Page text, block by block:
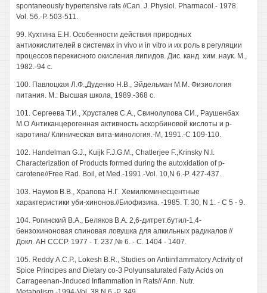
spontaneously hypertensive rats //Can. J. Physiol. Pharmacol.- 1978.
Vol. 56.-P. 503-511.
99. Кухтина E.H. Особенности действия природных
антиокислителей в системах in vivo и in vitro и их роль в регуляции
процессов перекисного окисления липидов. Дис. канд. хим. наук. М.,
1982.-94 с.
100. Павлоцкая Л.Ф.,Дуденко Н.В., Эйдельман М.М. Физиология
питания. М.: Высшая школа, 1989.-368 с.
101. Сергеева Т.И., Хрусталев С.А., Свинолупова СИ., Раушенбах
М.О Антиканцерогенная активность аскорбиновой кислоты и р-
каротина/ Клиническая вита-минология.-М, 1991.-С 109-110.
102. Handelman G.J., Kuijk F.J.G.M., Chatlerjee F.,Krinsky N.I.
Characterization of Products formed during the autoxidation of p-
carotene//Free Rad. Boil, et Med.-1991.-Vol. 10,N 6.-P. 427-437.
103. Наумов B.B., Храпова Н.Г. Хемилюминесцентные
характеристики уби-хинонов.//Биофизика. -1985. Т. 30, N 1. - С 5 - 9.
104. Рогинский В.А., Беляков В.А. 2,6-дитрет.бутил-1,4-
бензохиноновая спиновая ловушка для алкильных радикалов //
Докл. АН СССР. 1977 - Т. 237,№ 6. - С. 1404 - 1407.
105. Reddy А.С.Р., Lokesh B.R., Studies on Antiinflammatory Activity of
Spice Principes and Dietary со-З Polyunsaturated Fatty Acids on
Carrageenan-Jnduced Inflammation in Rats// Ann. Nutr.